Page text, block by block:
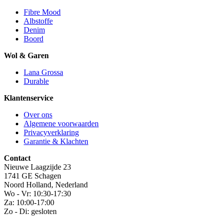
Fibre Mood
Albstoffe
Denim
Boord
Wol & Garen
Lana Grossa
Durable
Klantenservice
Over ons
Algemene voorwaarden
Privacyverklaring
Garantie & Klachten
Contact
Nieuwe Laagzijde 23
1741 GE Schagen
Noord Holland, Nederland
Wo - Vr: 10:30-17:30
Za: 10:00-17:00
Zo - Di: gesloten